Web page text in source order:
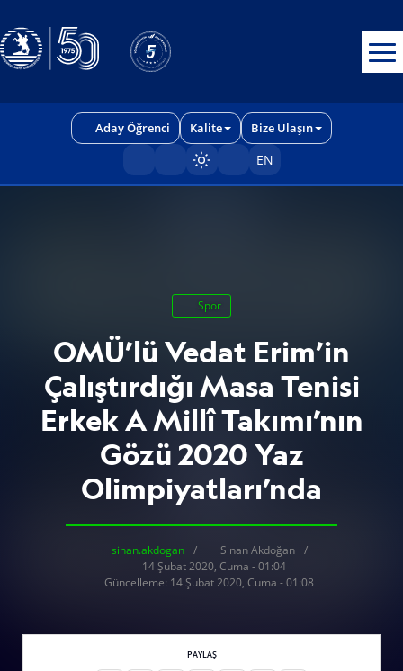
Aday Öğrenci Kalite Bize Ulaşın
Sayfayı karart/aç
EN
Spor
OMÜ’lü Vedat Erim’in
Çalıştırdığı Masa Tenisi
Erkek A Millî Takımı’nın
Gözü 2020 Yaz
Olimpiyatları’nda
sinan.akdogan
Sinan Akdoğan
14 Şubat 2020, Cuma - 01:04
Güncelleme: 14 Şubat 2020, Cuma - 01:08
PAYLAŞ